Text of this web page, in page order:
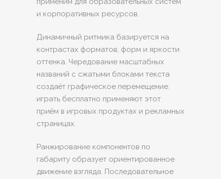
и корпоративных ресурсов.
Динамичный ритмика базируется на
контрастах форматов, форм и яркости
оттенка. Чередование масштабных
названий с сжатыми блоками текста
создаёт графическое перемещение.
играть бесплатно применяют этот
приём в игровых продуктах и рекламных
страницах.
Ранжирование компонентов по
габариту образует ориентированное
движение взгляда. Последовательное